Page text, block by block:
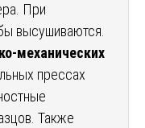
При
высушиваются.
механических
прессах
Также